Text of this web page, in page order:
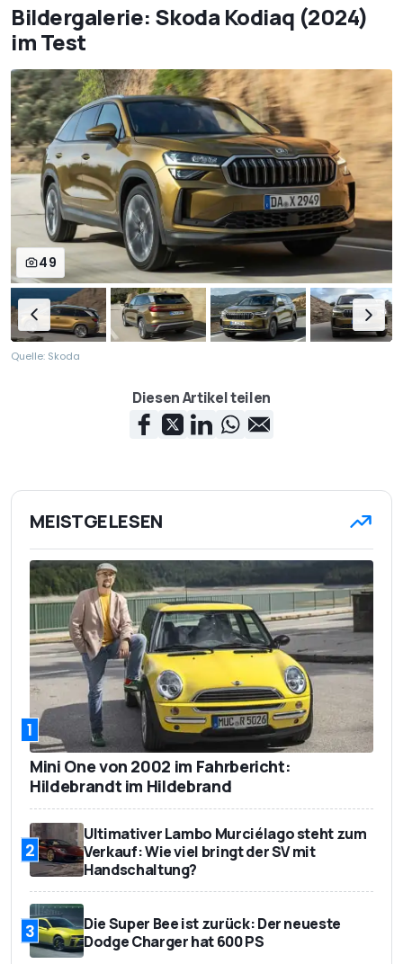
Bildergalerie: Skoda Kodiaq (2024)
im Test
49
Quelle: Skoda
Diesen Artikel teilen
MEISTGELESEN
1
Mini One von 2002 im Fahrbericht:
Hildebrandt im Hildebrand
2
Ultimativer Lambo Murciélago steht zum
Verkauf: Wie viel bringt der SV mit
Handschaltung?
3
Die Super Bee ist zurück: Der neueste
Dodge Charger hat 600 PS